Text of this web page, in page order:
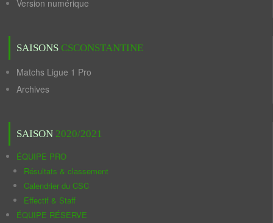
Version numérique
SAISONS CSCONSTANTINE
Matchs Ligue 1 Pro
Archives
SAISON 2020/2021
ÉQUIPE PRO
Résultats & classement
Calendrier du CSC
Effectif & Staff
ÉQUIPE RÉSERVE